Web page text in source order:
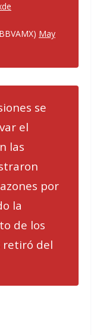
May
se
el
las
por
la
de los
retiró del